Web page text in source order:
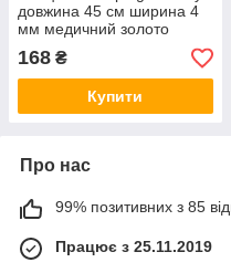
довжина 45 см ширина 4
мм медичний золото
декоративне плетіння
застібка карабін
168 ₴
Купити
Про нас
99% позитивних з 85
Працює з 25.11.2019